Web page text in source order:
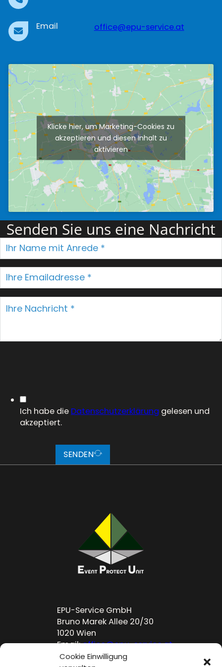
Cookie Einwilligung
Kontakt
Email office@epu-service.at
Klicke hier, um Marketing-Cookies zu
akzeptieren und diesen Inhalt zu
aktivieren
Senden Sie uns eine Nachricht
Ich habe die Datenschutzerklärung gelesen und
akzeptiert.
SENDEN
EPU-Service GmbH
Bruno Marek Allee 20/30
1020 Wien
Email:office@epu-service.at
Telefon: +43 664 93212544